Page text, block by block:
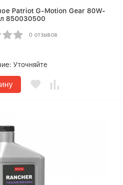
Patriot G-Motion Gear 80W-
850030500
0 отзывов
Уточняйте